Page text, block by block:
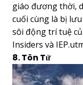
giáo đương thời,
cuối cùng là bị
sôi động trí tuệ
Insiders và
8. Tôn Tử